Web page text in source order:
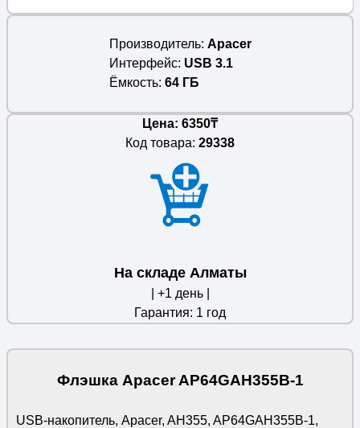
Производитель Apacer
Интерфейс USB 3.1
Ёмкость 64 ГБ
Цена: 6350₸
Код товара: 29338
На складе Алматы
| +1 день |
Гарантия: 1 год
Флэшка Apacer AP64GAH355B-1
USB-накопитель, Apacer, AH355, AP64GAH355B-1,